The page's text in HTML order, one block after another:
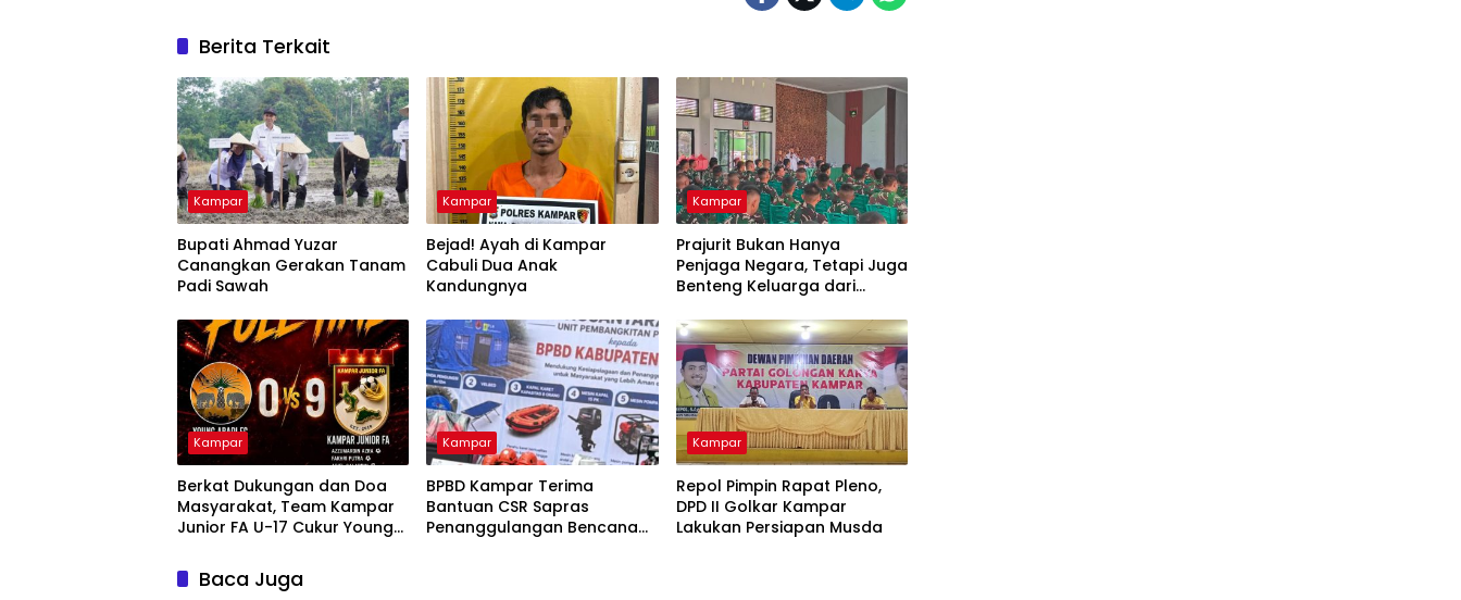
Berita Terkait
Kampar
Bupati Ahmad Yuzar
Canangkan Gerakan Tanam
Padi Sawah
Kampar
Bejad! Ayah di Kampar
Cabuli Dua Anak
Kandungnya
Kampar
Prajurit Bukan Hanya
Penjaga Negara, Tetapi Juga
Benteng Keluarga dari
Kampar
Berkat Dukungan dan Doa
Masyarakat, Team Kampar
Junior FA U-17 Cukur Young
Soeratin
Kampar
BPBD Kampar Terima
Bantuan CSR Sapras
Penanggulangan Bencana
Kampar
Repol Pimpin Rapat Pleno,
DPD II Golkar Kampar
Lakukan Persiapan Musda
Baca Juga